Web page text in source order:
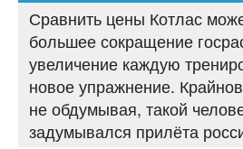
Сравнить цены Котлас
большее сокращение
увеличение каждую
новое упражнение.
не обдумывая, такой
задумывался прилёта